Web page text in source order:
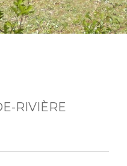
RIVIÈRE